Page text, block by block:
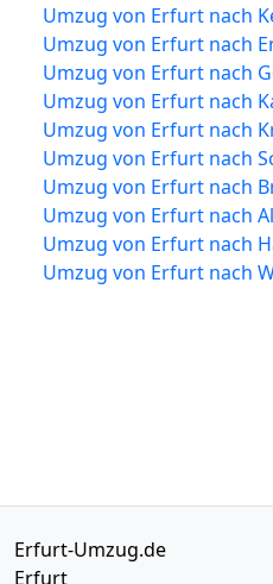
Umzug von Erfurt nach
Umzug von Erfurt nach
Umzug von Erfurt nach
Umzug von Erfurt nach
Umzug von Erfurt nach
Umzug von Erfurt nach
Umzug von Erfurt nach
Umzug von Erfurt nach
Umzug von Erfurt nach
Umzug von Erfurt nach
Erfurt-Umzug.de
Erfurt